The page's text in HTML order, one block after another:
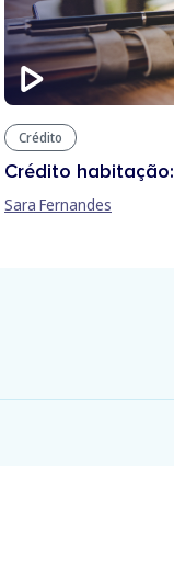
Crédito
Crédito
Sara Fernandes